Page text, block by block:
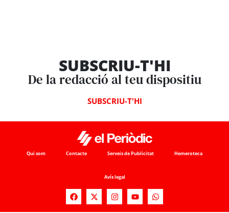
SUBSCRIU-T'HI
De la redacció al teu dispositiu
SUBSCRIU-T'HI
Qui som Contacte Serveis de Publicitat Hemeroteca
Avís legal